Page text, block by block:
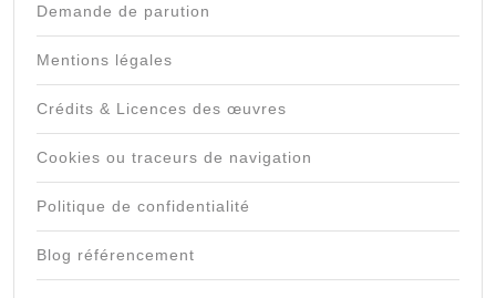
Demande de parution
Mentions légales
Crédits & Licences des œuvres
Cookies ou traceurs de navigation
Politique de confidentialité
Blog référencement